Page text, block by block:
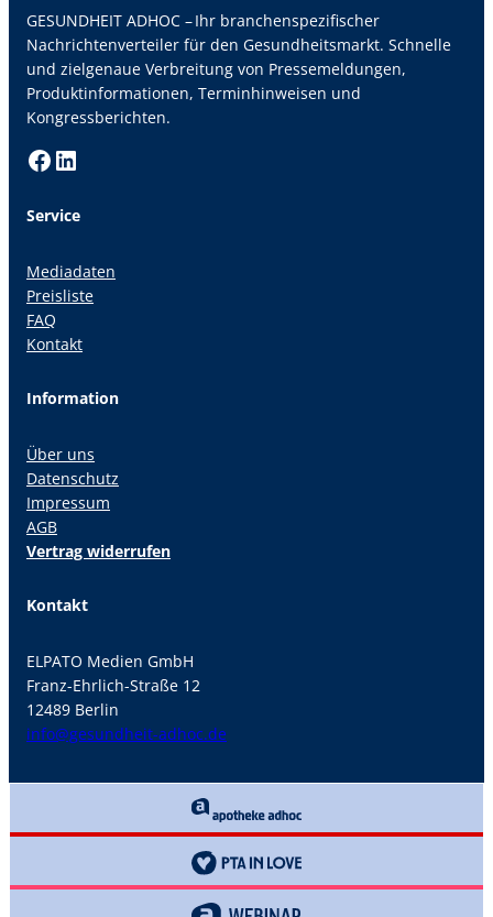
GESUNDHEIT ADHOC – Ihr branchenspezifischer
Nachrichtenverteiler für den Gesundheitsmarkt. Schnelle
und zielgenaue Verbreitung von Pressemeldungen,
Produktinformationen, Terminhinweisen und
Kongressberichten.
Facebook LinkedIn
Service
Mediadaten
Preisliste
FAQ
Kontakt
Information
Über uns
Datenschutz
Impressum
AGB
Vertrag widerrufen
Kontakt
ELPATO Medien GmbH
Franz-Ehrlich-Straße 12
12489 Berlin
info@gesundheit-adhoc.de